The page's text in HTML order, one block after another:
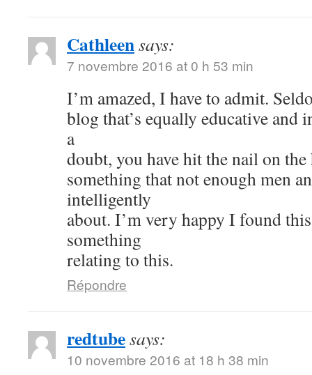
Cathleensays:
7 novembre 2016 at 0 h 53 min
I’m amazed, I have to admit.
blog that’s equally educative and
a
doubt, you have hit the nail on the
something that not enough men
intelligently
about. I’m very happy I found
something
relating to this.
Répondre
redtubesays:
10 novembre 2016 at 18 h 38 min